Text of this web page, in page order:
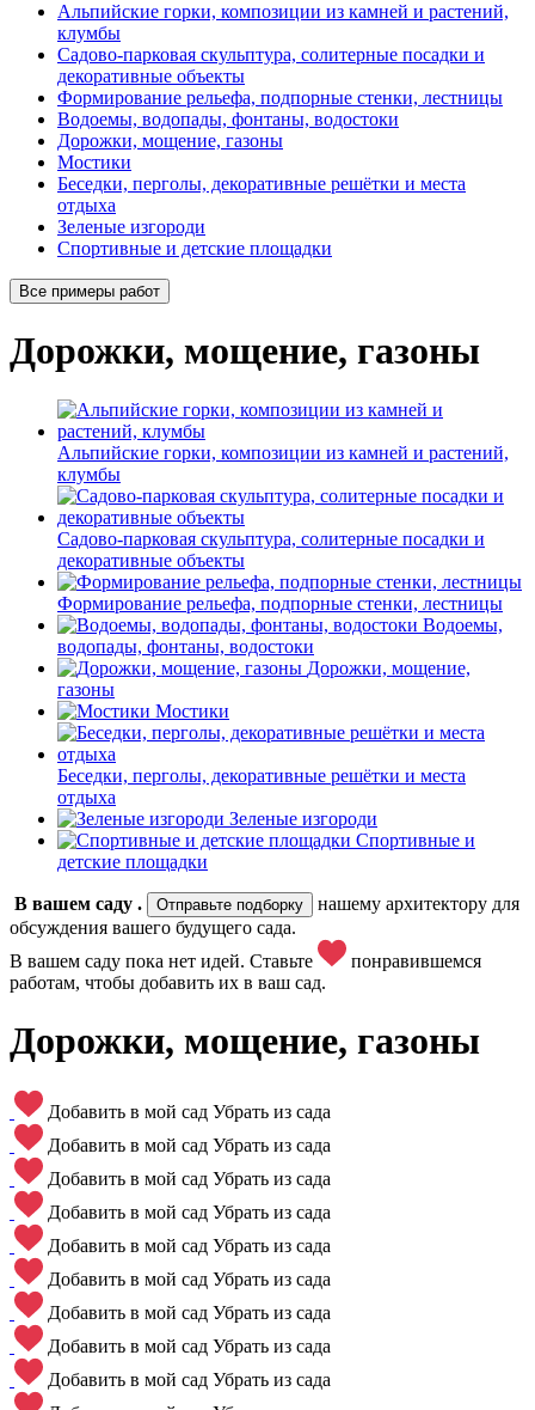
Альпийские горки, композиции из камней и растений,
клумбы
Садово-парковая скульптура, солитерные посадки и
декоративные объекты
Формирование рельефа, подпорные стенки, лестницы
Водоемы, водопады, фонтаны, водостоки
Дорожки, мощение, газоны
Мостики
Беседки, перголы, декоративные решётки и места
отдыха
Зеленые изгороди
Спортивные и детские площадки
Все примеры работ
Дорожки, мощение, газоны
Альпийские горки, композиции из камней и растений,
клумбы
Садово-парковая скульптура, солитерные посадки и
декоративные объекты
Формирование рельефа, подпорные стенки, лестницы
Водоемы,
водопады, фонтаны, водостоки
Дорожки, мощение,
газоны
Мостики
Беседки, перголы, декоративные решётки и места
отдыха
Зеленые изгороди
Спортивные и
детские площадки
В вашем саду . Отправьте подборку
нашему архитектору для
обсуждения вашего будущего сада.
В вашем саду пока нет идей. Ставьте
понравившемся
работам, чтобы добавить их в ваш сад.
Дорожки, мощение, газоны
Добавить в мой сад Убрать из сада
Добавить в мой сад Убрать из сада
Добавить в мой сад Убрать из сада
Добавить в мой сад Убрать из сада
Добавить в мой сад Убрать из сада
Добавить в мой сад Убрать из сада
Добавить в мой сад Убрать из сада
Добавить в мой сад Убрать из сада
Добавить в мой сад Убрать из сада